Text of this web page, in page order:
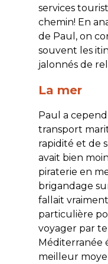
services
chemin! En
de Paul, on
souvent les
jalonnés de
La mer
Paul a
transport
rapidité et de
avait bien
piraterie en
brigandage
fallait
particulière
voyager par
Méditerranée
meilleur